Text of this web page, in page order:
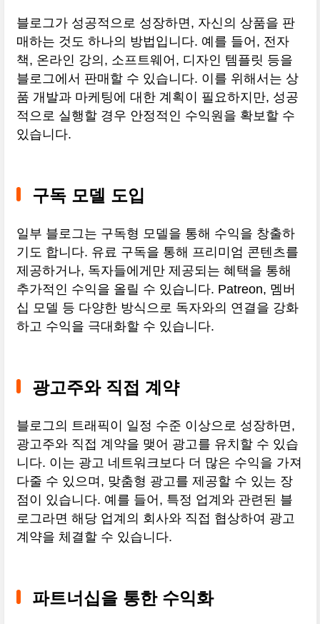
블로그가 성공적으로 성장하면, 자신의 상품을 판
매하는 것도 하나의 방법입니다. 예를 들어, 전자
책, 온라인 강의, 소프트웨어, 디자인 템플릿 등을
블로그에서 판매할 수 있습니다. 이를 위해서는 상
품 개발과 마케팅에 대한 계획이 필요하지만, 성공
적으로 실행할 경우 안정적인 수익원을 확보할 수
있습니다.
구독 모델 도입
일부 블로그는 구독형 모델을 통해 수익을 창출하
기도 합니다. 유료 구독을 통해 프리미엄 콘텐츠를
제공하거나, 독자들에게만 제공되는 혜택을 통해
추가적인 수익을 올릴 수 있습니다. Patreon, 멤버
십 모델 등 다양한 방식으로 독자와의 연결을 강화
하고 수익을 극대화할 수 있습니다.
광고주와 직접 계약
블로그의 트래픽이 일정 수준 이상으로 성장하면,
광고주와 직접 계약을 맺어 광고를 유치할 수 있습
니다. 이는 광고 네트워크보다 더 많은 수익을 가져
다줄 수 있으며, 맞춤형 광고를 제공할 수 있는 장
점이 있습니다. 예를 들어, 특정 업계와 관련된 블
로그라면 해당 업계의 회사와 직접 협상하여 광고
계약을 체결할 수 있습니다.
파트너십을 통한 수익화